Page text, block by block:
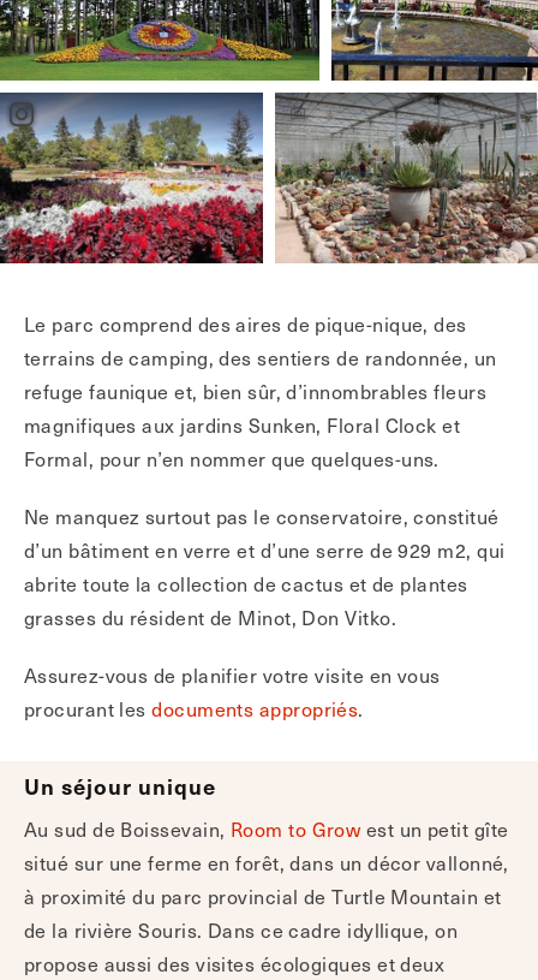
Le parc comprend des aires de pique-nique, des
terrains de camping, des sentiers de randonnée, un
refuge faunique et, bien sûr, d’innombrables fleurs
magnifiques aux jardins Sunken, Floral Clock et
Formal, pour n’en nommer que quelques-uns.
Ne manquez surtout pas le conservatoire, constitué
d’un bâtiment en verre et d’une serre de 929 m2, qui
abrite toute la collection de cactus et de plantes
grasses du résident de Minot, Don Vitko.
Assurez-vous de planifier votre visite en vous
procurant lesdocuments appropriés.
Un séjour unique
Au sud de Boissevain, Room to Grow est un petit gîte
situé sur une ferme en forêt, dans un décor vallonné,
à proximité du parc provincial de Turtle Mountain et
de la rivière Souris. Dans ce cadre idyllique, on
propose aussi des visites écologiques et deux